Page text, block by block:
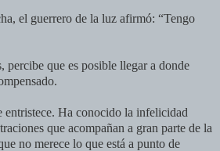
el guerrero de la luz afirmó: “Tengo
percibe que es posible llegar a donde
entristece. Ha conocido la infelicidad
que acompañan a gran parte de la
no merece lo que está a punto de